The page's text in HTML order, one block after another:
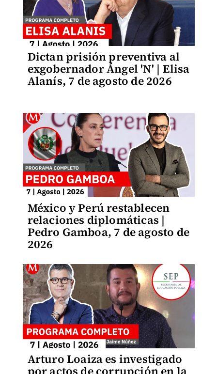
Dictan prisión preventiva al
exgobernador Ángel 'N' | Elisa
Alanís, 7 de agosto de 2026
México y Perú restablecen
relaciones diplomáticas |
Pedro Gamboa, 7 de agosto de
2026
Arturo Loaiza es investigado